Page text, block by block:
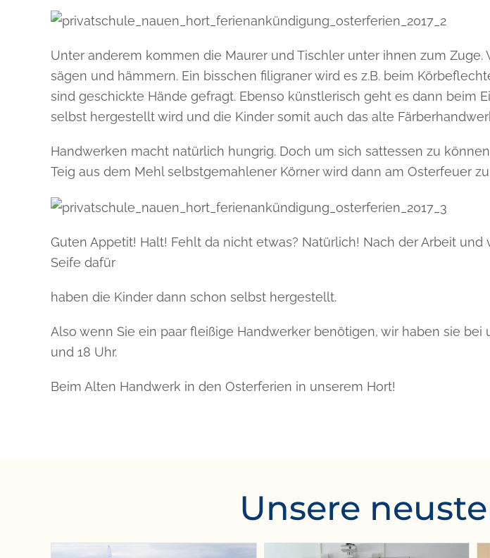
Unter anderem kommen die Maurer und Tischler unter ihnen zum
sägen und hämmern. Ein bisschen filigraner wird es z.B. beim
sind geschickte Hände gefragt. Ebenso künstlerisch geht es dann beim
selbst hergestellt wird und die Kinder somit auch das alte
Handwerken macht natürlich hungrig. Doch um sich sattessen zu
Teig aus dem Mehl selbstgemahlener Körner wird dann am Osterfeuer
Guten Appetit! Halt! Fehlt da nicht etwas? Natürlich! Nach der Arbeit
Seife dafür
haben die Kinder dann schon selbst hergestellt.
Also wenn Sie ein paar fleißige Handwerker benötigen, wir haben sie
und 18 Uhr.
Beim Alten Handwerk in den Osterferien in unserem Hort!
Unsere